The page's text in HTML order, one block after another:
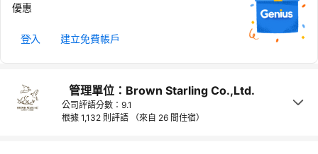
優惠
登入 建立免費帳戶
管理單位：Brown Starling Co.,Ltd.
公司評語分數：9.1
根據 1,132 則評語
（來自 26 間住宿）